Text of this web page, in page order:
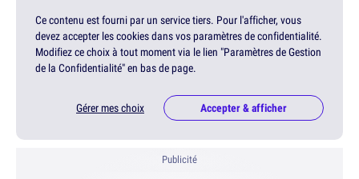
Ce contenu est fourni par un service tiers. Pour l'afficher, vous
devez accepter les cookies dans vos paramètres de confidentialité.
Modifiez ce choix à tout moment via le lien "Paramètres de Gestion
de la Confidentialité" en bas de page.
Gérer mes choix Accepter & afficher
Publicité